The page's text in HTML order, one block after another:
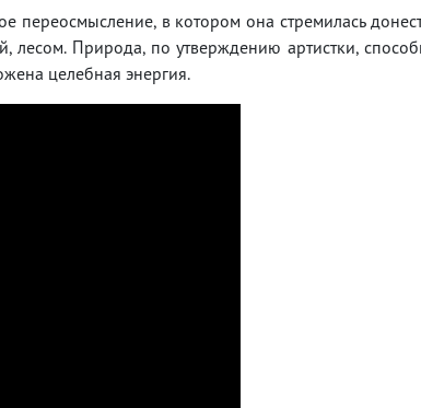
переосмысление, в котором она стремилась
лесом. Природа, по утверждению артистки,
целебная энергия.